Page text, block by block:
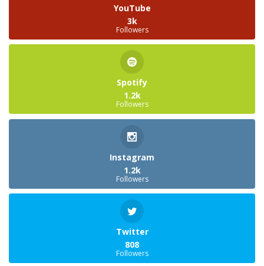
YouTube
3k
Followers
Spotify
1.2k
Followers
Instagram
1.2k
Followers
Twitter
808
Followers